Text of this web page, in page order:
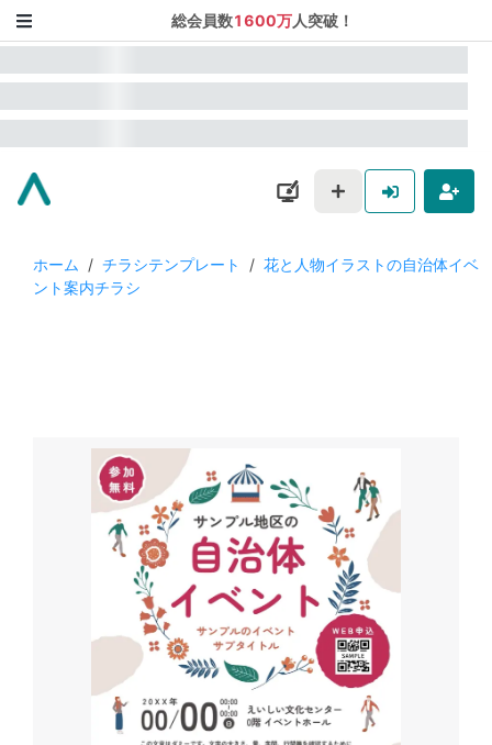
総会員数1600万人突破！
ホーム / チラシテンプレート / 花と人物イラストの自治体イベ
ント案内チラシ